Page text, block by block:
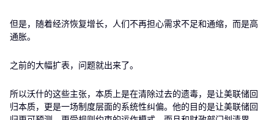
但是，随着经济恢复增长，人们不再担心需求不足和通缩，而是高
通胀。
之前的大幅扩表，问题就出来了。
所以沃什的这些主张，本质上是在清除过去的遗毒，是让美联储回
归本质，更是一场制度层面的系统性纠偏。他的目的是让美联储回